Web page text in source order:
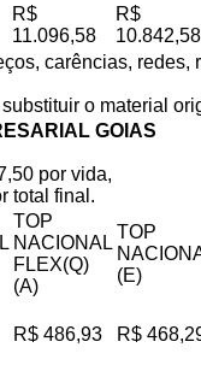
R$
11.096,58
R$
10.842,58
carências,
o material
GOIAS
por vida,
total final.
TOP
NACIONAL
FLEX(Q)
(A)
TOP
(E)
R$ 486,93 R$